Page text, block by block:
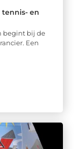
tennis- en
begint bij de
Een